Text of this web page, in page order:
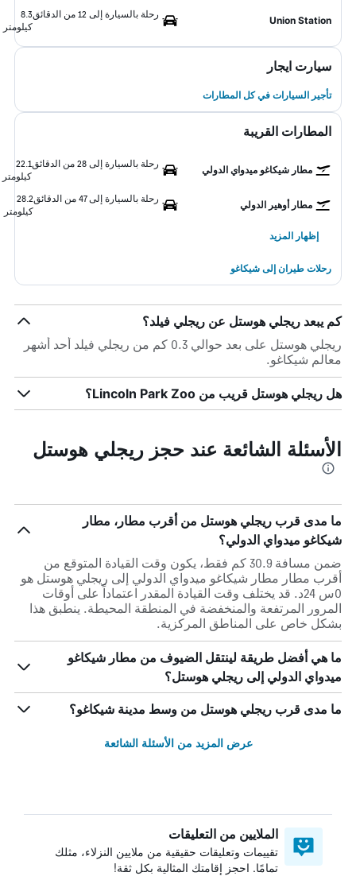
Union Station
رحلة بالسيارة إلى 12 من الدقائق
8.3
كيلومتر
سيارت ايجار
تأجير السيارات في كل المطارات
المطارات القريبة
مطار شيكاغو ميدواي الدولي
رحلة بالسيارة إلى 28 من الدقائق
22.1
كيلومتر
مطار أوهير الدولي
رحلة بالسيارة إلى 47 من الدقائق
28.2
كيلومتر
إظهار المزيد
رحلات طيران إلى شيكاغو
كم يبعد ريجلي هوستل عن ريجلي فيلد؟
ريجلي هوستل على بعد حوالي 0.3 كم من ريجلي فيلد أحد أشهر
معالم شيكاغو.
هل ريجلي هوستل قريب من Lincoln Park Zoo؟
الأسئلة الشائعة عند حجز ريجلي هوستل
ما مدى قرب ريجلي هوستل من أقرب مطار، مطار
شيكاغو ميدواي الدولي؟
ضمن مسافة 30.9 كم فقط، يكون وقت القيادة المتوقع من
أقرب مطار مطار شيكاغو ميدواي الدولي إلى ريجلي هوستل هو
0س 24د. قد يختلف وقت القيادة المقدر اعتماداً على أوقات
المرور المرتفعة والمنخفضة في المنطقة المحيطة. ينطبق هذا
بشكل خاص على المناطق المركزية.
ما هي أفضل طريقة لينتقل الضيوف من مطار شيكاغو
ميدواي الدولي إلى ريجلي هوستل؟
ما مدى قرب ريجلي هوستل من وسط مدينة شيكاغو؟
عرض المزيد من الأسئلة الشائعة
الملايين من التعليقات
تقييمات وتعليقات حقيقية من ملايين النزلاء، مثلك
تمامًا. احجز إقامتك المثالية بكل ثقة!